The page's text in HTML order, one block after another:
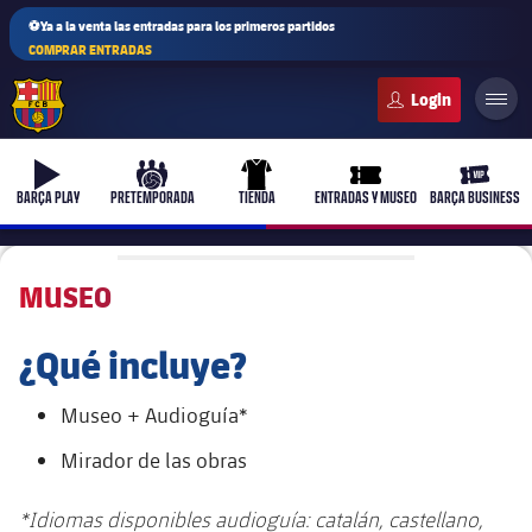
⚽Ya a la venta las entradas para los primeros partidos
COMPRAR ENTRADAS
b-play
BARÇA PLAY
culers-ball
PRETEMPORADA
uniform
TIENDA
ticket-full
ENTRADAS Y MUSEO
ticket-
BARÇA BUSINESS
Primer equipo
plusicon
más
MUSEO
¿Qué incluye?
Museo + Audioguía*
Mirador de las obras
*Idiomas disponibles audioguía: catalán, castellano,